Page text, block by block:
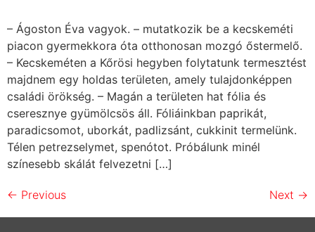
– Ágoston Éva vagyok. – mutatkozik be a kecskeméti
piacon gyermekkora óta otthonosan mozgó őstermelő.
– Kecskeméten a Kőrösi hegyben folytatunk termesztést
majdnem egy holdas területen, amely tulajdonképpen
családi örökség. – Magán a területen hat fólia és
cseresznye gyümölcsös áll. Fóliáinkban paprikát,
paradicsomot, uborkát, padlizsánt, cukkinit termelünk.
Télen petrezselymet, spenótot. Próbálunk minél
színesebb skálát felvezetni […]
← Previous Next →